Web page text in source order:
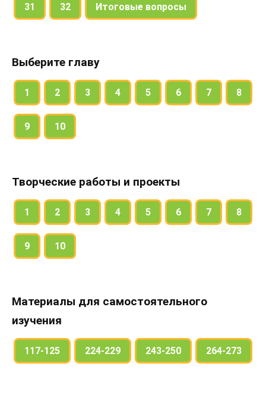
31 32 Итоговые вопросы
Выберите главу
1 2 3 4 5 6 7 8
9 10
Творческие работы и проекты
1 2 3 4 5 6 7 8
9 10
Материалы для самостоятельного
изучения
117-125 224-229 243-250 264-273